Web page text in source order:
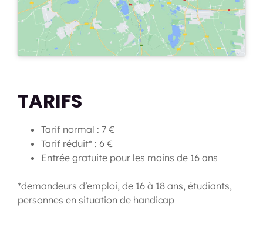
TARIFS
Tarif normal : 7 €
Tarif réduit* : 6 €
Entrée gratuite pour les moins de 16 ans
*demandeurs d’emploi, de 16 à 18 ans, étudiants,
personnes en situation de handicap